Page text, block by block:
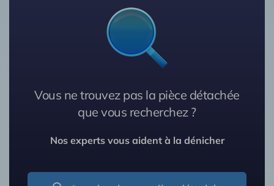
Vous ne trouvez pas la pièce détachée
que vous recherchez ?
Nos experts vous aident à la dénicher